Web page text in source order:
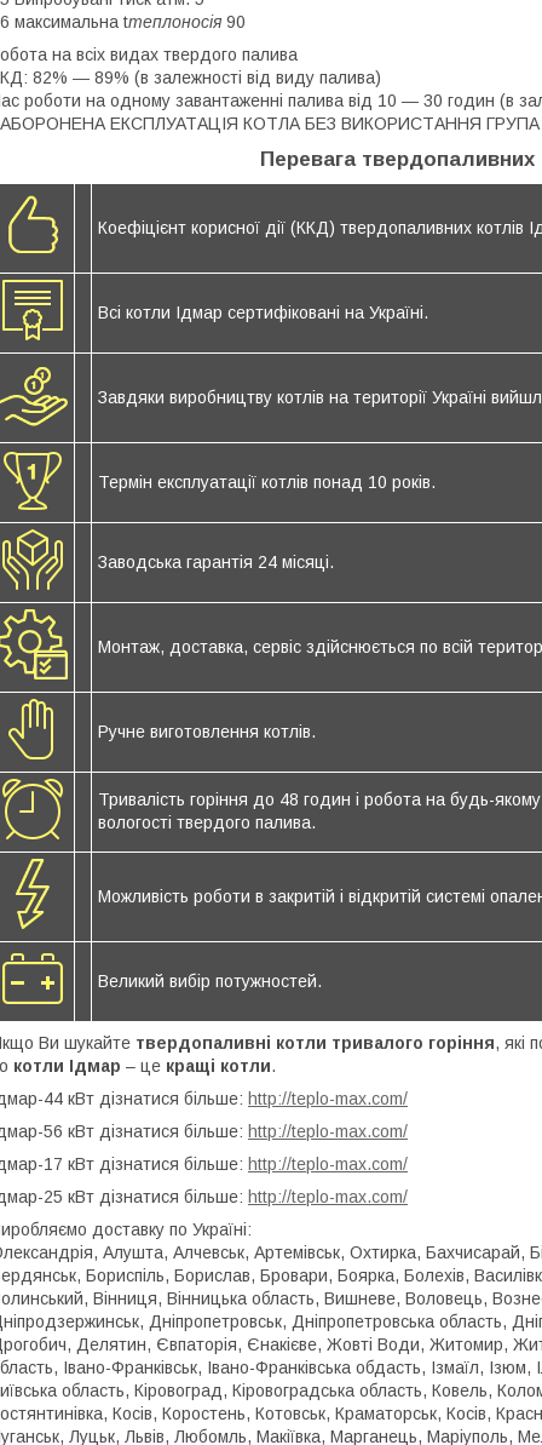
максимальна tтеплоносія 90
на всіх видах твердого палива
82% ― 89% (в залежності від виду палива)
роботи на одному завантаженні палива від 10 ― 30 годин (в
ЕКСПЛУАТАЦІЯ КОТЛА БЕЗ ВИКОРИСТАННЯ
Перевага твердопаливних
Коефіцієнт корисної дії (ККД) твердопаливних котлів
Всі котли Ідмар сертифіковані на Україні.
Завдяки виробництву котлів на території Україні
Термін експлуатації котлів понад 10 років.
Заводська гарантія 24 місяці.
Монтаж, доставка, сервіс здійснюється по всій
Ручне виготовлення котлів.
Тривалість горіння до 48 годин і робота на будь-
вологості твердого палива.
Можливість роботи в закритій і відкритій системі
Великий вибір потужностей.
Ви шукайте твердопаливні котли тривалого горіння, які
котли Ідмар – це кращі котли.
44 кВт дізнатися більше: http://teplo-max.com/
56 кВт дізнатися більше: http://teplo-max.com/
17 кВт дізнатися більше: http://teplo-max.com/
25 кВт дізнатися більше: http://teplo-max.com/
доставку по Україні:
Алушта, Алчевськ, Артемівськ, Охтирка, Бахчисарай,
Бориспіль, Борислав, Бровари, Боярка, Болехів,
Вінниця, Вінницька область, Вишневе, Воловець,
Дніпропетровськ, Дніпропетровська область,
Делятин, Євпаторія, Єнакієве, Жовті Води, Житомир,
Івано-Франківськ, Івано-Франківська обдасть, Ізмаїл,
область, Кіровоград, Кіровоградська область, Ковель,
Косів, Коростень, Котовськ, Краматорськ, Косів,
Луцьк, Львів, Любомль, Макіївка, Марганець, Маріуполь,